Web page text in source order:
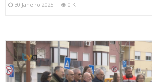
30 Janeiro 2025 0 K